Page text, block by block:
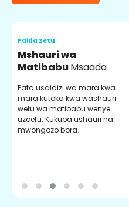
Faida Zetu
Mshauri wa
MatibabuMsaada
Pata usaidizi wa mara kwa
mara kutoka kwa washauri
wetu wa matibabu wenye
uzoefu. Kukupa ushauri na
mwongozo bora.